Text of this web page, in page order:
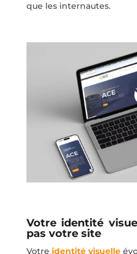
que les internautes.
Votre identité
pas votre site
Votre identité visuelle